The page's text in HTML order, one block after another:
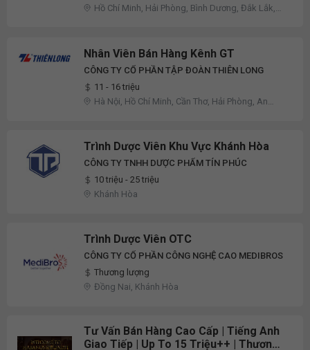
Hồ Chí Minh, Hải Phòng, Bình Dương, Đắk Lắk,
Nhân Viên Bán Hàng Kênh GT
CÔNG TY CỔ PHẦN TẬP ĐOÀN THIÊN LONG
11 - 16 triệu
Hà Nội, Hồ Chí Minh, Cần Thơ, Hải Phòng, An
Bình
Trình Dược Viên Khu Vực Khánh Hòa
CÔNG TY TNHH DƯỢC PHẨM TÍN PHÚC
10 triệu - 25 triệu
Khánh Hòa
Trình Dược Viên OTC
CÔNG TY CỔ PHẦN CÔNG NGHỆ CAO MEDIBROS
Thương lượng
Đồng Nai, Khánh Hòa
Tư Vấn Bán Hàng Cao Cấp | Tiếng Anh
Giao Tiếp | Up To 15 Triệu++ | Thương